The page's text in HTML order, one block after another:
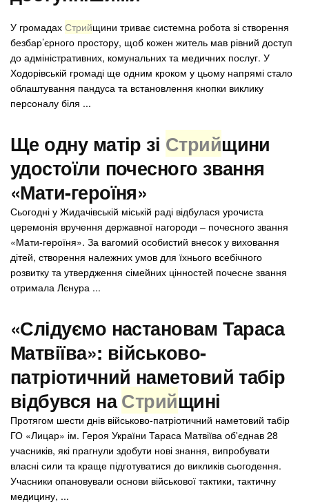
У громадах Стрийщини триває системна робота зі створення
безбар’єрного простору, щоб кожен житель мав рівний доступ
до адміністративних, комунальних та медичних послуг. У
Ходорівській громаді ще одним кроком у цьому напрямі стало
облаштування пандуса та встановлення кнопки виклику
персоналу біля ...
Ще одну матір зі Стрийщини
удостоїли почесного звання
«Мати-героїня»
Сьогодні у Жидачівській міській раді відбулася урочиста
церемонія вручення державної нагороди – почесного звання
«Мати-героїня». За вагомий особистий внесок у виховання
дітей, створення належних умов для їхнього всебічного
розвитку та утвердження сімейних цінностей почесне звання
отримала Лєнура ...
«Слідуємо настановам Тараса
Матвіїва»: військово-
патріотичний наметовий табір
відбувся наСтрийщині
Протягом шести днів військово-патріотичний наметовий табір
ГО «Лицар» ім. Героя України Тараса Матвіїва об'єднав 28
учасників, які прагнули здобути нові знання, випробувати
власні сили та краще підготуватися до викликів сьогодення.
Учасники опановували основи військової тактики, тактичну
медицину, ...